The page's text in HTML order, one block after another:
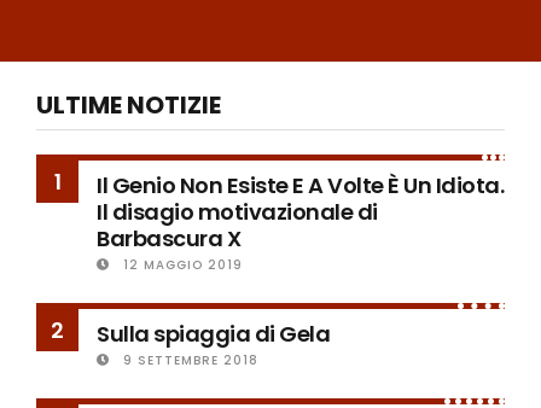
ULTIME NOTIZIE
1
Il Genio Non Esiste E A Volte È Un Idiota.
Il disagio motivazionale di
Barbascura X
12 MAGGIO 2019
2 Sulla spiaggia di Gela
9 SETTEMBRE 2018